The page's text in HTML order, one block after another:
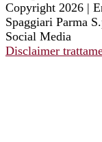
Copyright 2026 |
Spaggiari Parma
Social Media
Disclaimer